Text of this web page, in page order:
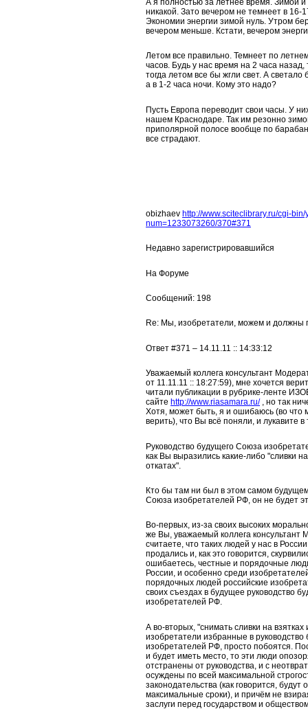
А я полностью за летнее время. Зимой
никакой. Зато вечером не темнеет в 16-
Экономии энергии зимой нуль. Утром
вечером меньше. Кстати, вечером
Летом все правильно. Темнеет по
часов. Будь у нас время на 2 часа
тогда летом все бы жгли свет. А светало
а в 1-2 часа ночи. Кому это надо?
Пусть Европа переводит свои часы. У
нашем Краснодаре. Так им резонно
приполярной полосе вообще по
все страдают.
obizhaev http://www.sciteclibrary.ru/cgi-
num=1233073260/370#371
Недавно зарегистрировавшийся
На Форуме
Сообщений: 198
Re: Мы, изобретатели, можем и должны
Ответ #371 – 14.11.11 :: 14:33:12
Уважаемый коллега консультант
от 11.11.11 :: 18:27:59), мне хочется
читали публикации в рубрике-ленте
сайте http://www.riasamara.ru/, но так
Хотя, может быть, я и ошибаюсь (во что
верить), что Вы всё поняли, и лукавите
Руководство будущего Союза
как Вы выразились какие-либо "сливки
откатах".
Кто бы там ни был в этом самом
Союза изобретателей РФ, он не будет
Во-первых, из-за своих высоких
же Вы, уважаемый коллега консультант
считаете, что таких людей у нас в
продались и, как это говорится,
ошибаетесь, честные и порядочные
России, и особенно среди
порядочных людей российские
своих съездах в будущее руководство
изобретателей РФ.
А во-вторых, "снимать сливки на
изобретатели избранные в
изобретателей РФ, просто побоятся.
и будет иметь место, то эти люди
отстранены от руководства, и с
осуждены по всей максимальной
законодательства (как говорится,
максимальные сроки), и причём не
заслуги перед государством и